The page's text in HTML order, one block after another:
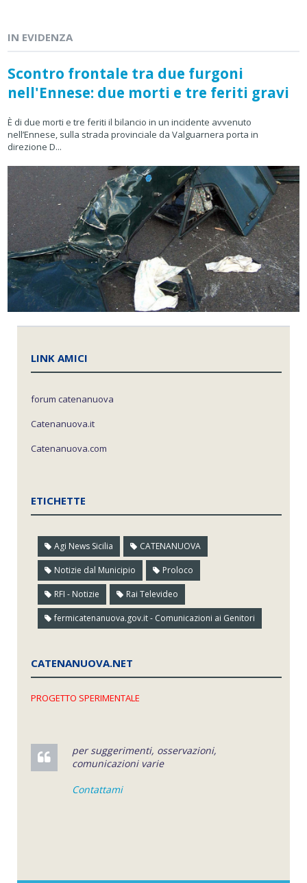
IN EVIDENZA
Scontro frontale tra due furgoni
nell'Ennese: due morti e tre feriti gravi
È di due morti e tre feriti il bilancio in un incidente avvenuto
nell’Ennese, sulla strada provinciale da Valguarnera porta in
direzione D...
LINK AMICI
forum catenanuova
Catenanuova.it
Catenanuova.com
ETICHETTE
Agi News Sicilia CATENANUOVA
Notizie dal Municipio Proloco
RFI - Notizie Rai Televideo
fermicatenanuova.gov.it - Comunicazioni ai Genitori
CATENANUOVA.NET
PROGETTO SPERIMENTALE
per suggerimenti, osservazioni,
comunicazioni varie
Contattami